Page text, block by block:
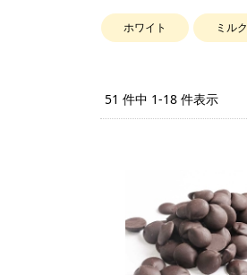
瀬戸内ご当地商品
ホワイト ミルク
51 件中 1-18 件表示